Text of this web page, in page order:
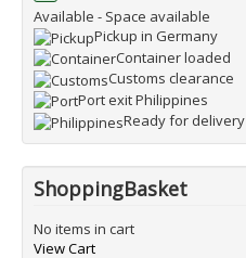
Available - Space available
Pickup in Germany
Container loaded
Customs clearance
Port exit Philippines
Ready for delivery
ShoppingBasket
No items in cart
View Cart